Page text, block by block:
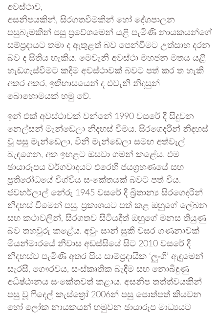
අවස්ථාව,
අසනීපයකින්, සිරගතවීමකින් හෝ දේශපාලන
පසුබෑමකින් පසු ප්‍රවේශමෙන් යළි පැමිණි නායකයන්ගේ
සම්ප්‍රදායට තමා ද ඇතුළත් බව පෙන්වීමට උත්සාහ දරන
බව ද සිතිය හැකිය. මෙවැනි අවස්ථා මහජන මතය යළි
හැඩගැස්වීමට කදිම අවස්ථාවක් බවට පත් කර ත හැකි
අතර අතර, ඉතිහාසයෙන් ද එවැනි නිදසුන්
බොහොමයක් හමු වේ.
ඉන් එක් අවස්ථාවක් වන්නේ 1990 වසරේ දී සිදුවන
නෙල්සන් මැන්ඩෙලා නිදහස් වීමය. සිරගෙදරින් නිදහස්
වූ පසු මැන්ඩෙලා, විනී මැන්ඩෙලා සමඟ අත්වැල්
බැඳගෙන, අත ඉහළට ඔසවා ගමන් කළේය. එම
ඡායාරූපය වර්ගවාදයට එරෙහි ජයග්‍රහණයේ සහ
ප්‍රතිරෝධයේ විශ්වීය සංකේතයක් බවට පත් විය.
ජවහර්ලාල් නේරු 1945 වසරේ දී බ්‍රිතාන්‍ය සිරගෙදරින්
නිදහස් වීමෙන් පසු, ප්‍රකාශයට පත් කළ ඔහුගේ ලේඛන
සහ කථාවලින්, සිරගතව සිටියදීත් ඔහුගේ මනස තියුණු
බව තහවුරු කළේය. අවුං සාන් සුකී වසර ගණනාවක්
මියන්මාරයේ නිවාස අඩස්සියේ සිට 2010 වසරේ දී
නිදහස්ව පැමිණි අතර සිය සාම්ප්‍රදායික ‘ලුංගි’ ඇඳුමෙන්
සැරසී, ගෞරවය, සංස්කෘතික බැඳීම සහ නොබිඳුණු
අධිෂ්ඨානය සංකේතවත් කළාය. අසනීප තත්ත්වයකිින්
පසු වූ ෆිදෙල් කැස්ත්‍රෝ 2006න් පසු පොත්පත් කියවන
හෝ ලෝක නායකයන් හමුවන ඡායාරූප මාධ්‍යයට